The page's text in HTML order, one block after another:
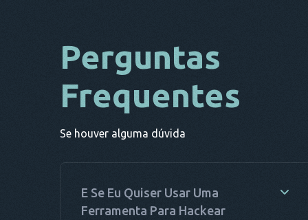
Perguntas
Frequentes
Se houver alguma dúvida
E Se Eu Quiser Usar Uma
Ferramenta Para Hackear